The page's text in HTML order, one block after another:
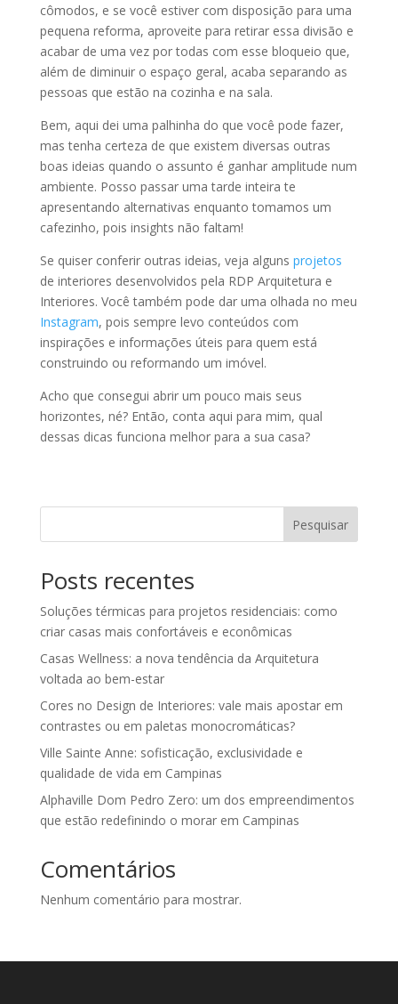
cômodos, e se você estiver com disposição para uma
pequena reforma, aproveite para retirar essa divisão e
acabar de uma vez por todas com esse bloqueio que,
além de diminuir o espaço geral, acaba separando as
pessoas que estão na cozinha e na sala.
Bem, aqui dei uma palhinha do que você pode fazer,
mas tenha certeza de que existem diversas outras
boas ideias quando o assunto é ganhar amplitude num
ambiente. Posso passar uma tarde inteira te
apresentando alternativas enquanto tomamos um
cafezinho, pois insights não faltam!
Se quiser conferir outras ideias, veja alguns projetos
de interiores desenvolvidos pela RDP Arquitetura e
Interiores. Você também pode dar uma olhada no meu
Instagram, pois sempre levo conteúdos com
inspirações e informações úteis para quem está
construindo ou reformando um imóvel.
Acho que consegui abrir um pouco mais seus
horizontes, né? Então, conta aqui para mim, qual
dessas dicas funciona melhor para a sua casa?
Pesquisar
Posts recentes
Soluções térmicas para projetos residenciais: como
criar casas mais confortáveis e econômicas
Casas Wellness: a nova tendência da Arquitetura
voltada ao bem-estar
Cores no Design de Interiores: vale mais apostar em
contrastes ou em paletas monocromáticas?
Ville Sainte Anne: sofisticação, exclusividade e
qualidade de vida em Campinas
Alphaville Dom Pedro Zero: um dos empreendimentos
que estão redefinindo o morar em Campinas
Comentários
Nenhum comentário para mostrar.